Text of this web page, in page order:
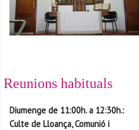
Reunions habituals
Diumenge de 11:00h. a 12:30h.:
Culte de Lloança, Comunió i